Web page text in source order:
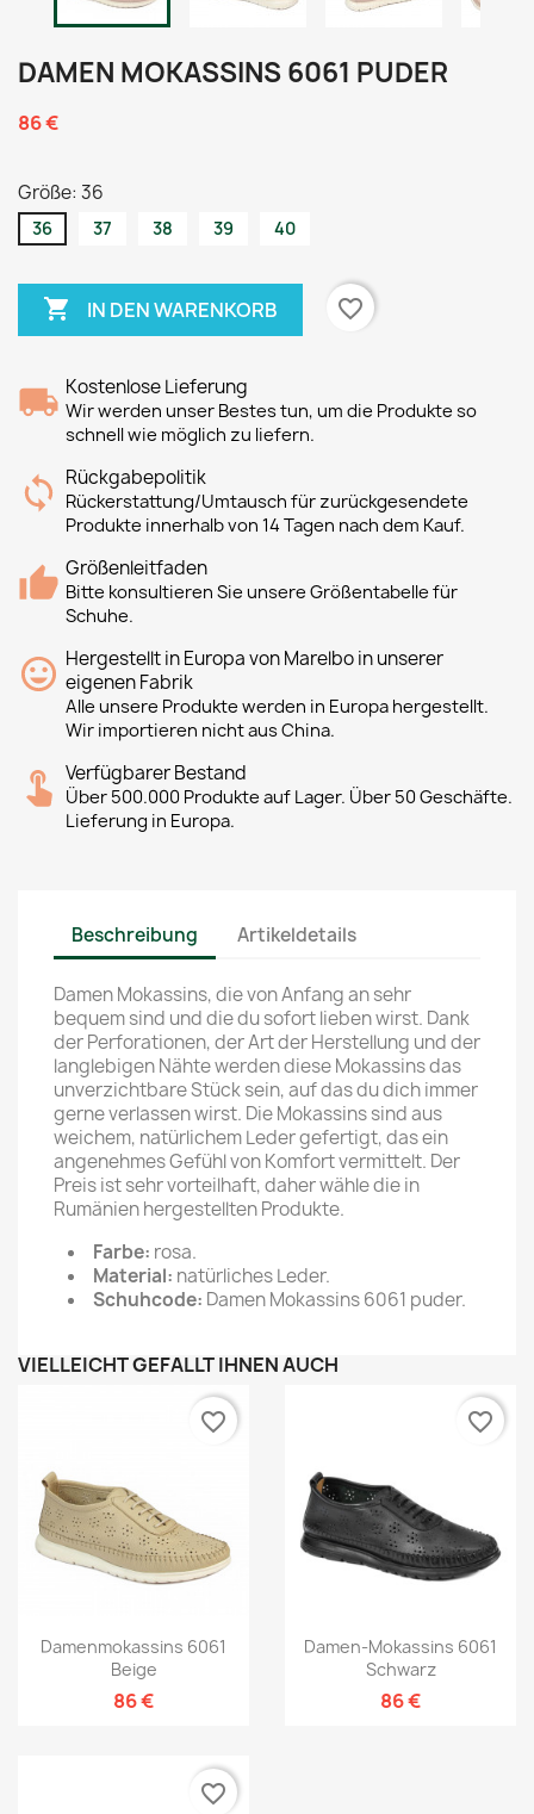
DAMEN MOKASSINS 6061 PUDER
86 €
Größe: 36
36 37 38 39 40
 IN DEN WARENKORB favorite_border
Kostenlose Lieferung
Wir werden unser Bestes tun, um die Produkte so
schnell wie möglich zu liefern.
Rückgabepolitik
Rückerstattung/Umtausch für zurückgesendete
Produkte innerhalb von 14 Tagen nach dem Kauf.
Größenleitfaden
Bitte konsultieren Sie unsere Größentabelle für
Schuhe.
Hergestellt in Europa von Marelbo in unserer
eigenen Fabrik
Alle unsere Produkte werden in Europa hergestellt.
Wir importieren nicht aus China.
Verfügbarer Bestand
Über 500.000 Produkte auf Lager. Über 50 Geschäfte.
Lieferung in Europa.
Beschreibung Artikeldetails
Damen Mokassins, die von Anfang an sehr
bequem sind und die du sofort lieben wirst. Dank
der Perforationen, der Art der Herstellung und der
langlebigen Nähte werden diese Mokassins das
unverzichtbare Stück sein, auf das du dich immer
gerne verlassen wirst. Die Mokassins sind aus
weichem, natürlichem Leder gefertigt, das ein
angenehmes Gefühl von Komfort vermittelt. Der
Preis ist sehr vorteilhaft, daher wähle die in
Rumänien hergestellten Produkte.
Farbe: rosa.
Material: natürliches Leder.
Schuhcode: Damen Mokassins 6061 puder.
VIELLEICHT GEFÄLLT IHNEN AUCH
Damenmokassins 6061
Beige
86 €
favorite_border
Damen-Mokassins 6061
Schwarz
86 €
favorite_border
favorite_border